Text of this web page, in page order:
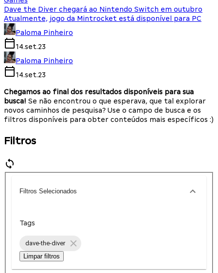
Dave the Diver chegará ao Nintendo Switch em outubro
Atualmente, jogo da Mintrocket está disponível para PC
Paloma Pinheiro
14.set.23
Paloma Pinheiro
14.set.23
Chegamos ao final dos resultados disponíveis para sua
busca! Se não encontrou o que esperava, que tal explorar
novos caminhos de pesquisa? Use o campo de busca e os
filtros disponíveis para obter conteúdos mais específicos :)
Filtros
Filtros Selecionados
Tags
dave-the-diver
Limpar filtros